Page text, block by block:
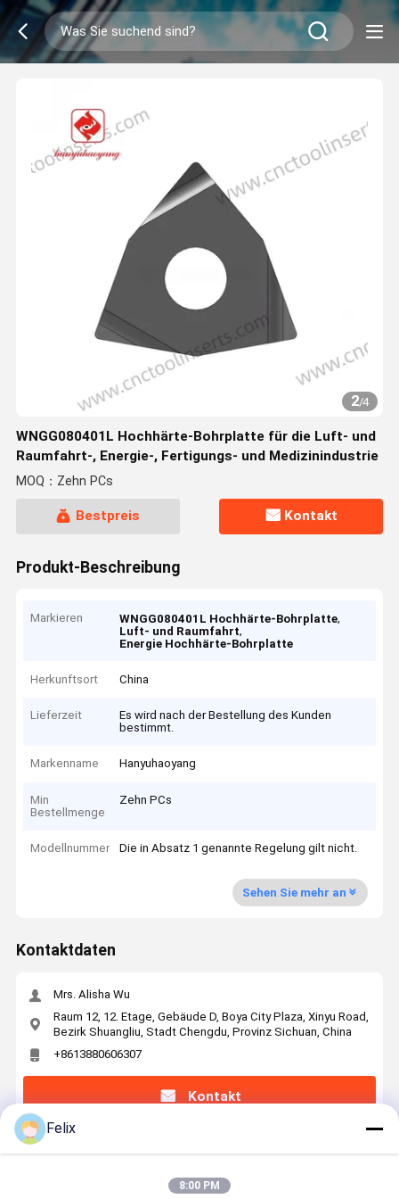
2/4
WNGG080401L Hochhärte-Bohrplatte für die Luft- und
Raumfahrt-, Energie-, Fertigungs- und Medizinindustrie
MOQ：Zehn PCs
Bestpreis Kontakt
Produkt-Beschreibung
Markieren WNGG080401L Hochhärte-Bohrplatte,
Luft- und Raumfahrt,
Energie Hochhärte-Bohrplatte
Herkunftsort China
Lieferzeit
Es wird nach der Bestellung des Kunden
bestimmt.
Markenname Hanyuhaoyang
Min
Bestellmenge
Zehn PCs
Modellnummer Die in Absatz 1 genannte Regelung gilt nicht.
Sehen Sie mehr an
Kontaktdaten
Mrs. Alisha Wu
Raum 12, 12. Etage, Gebäude D, Boya City Plaza, Xinyu Road,
Bezirk Shuangliu, Stadt Chengdu, Provinz Sichuan, China
+8613880606307
Kontakt
Erhalten Sie Den Besten Preis Für
Felix
8:00 PM